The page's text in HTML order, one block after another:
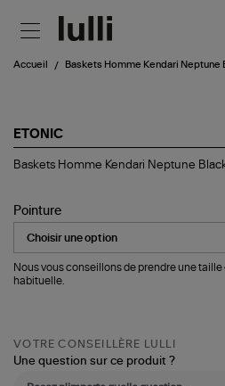
Accueil Baskets Homme Kendari Neptune
ETONIC
Baskets
Neptune
Black
Baskets Homme Kendari Neptune
Pointure
Nous vous conseillons de prendre une
habituelle.
VOTRE CONSEILLÈRE LULLI
Une question sur ce produit ?